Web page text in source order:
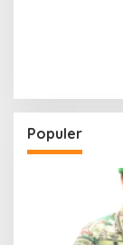
Populer